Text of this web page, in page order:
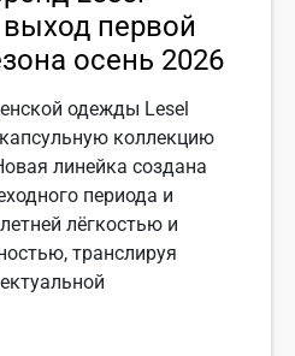
первой
осень 2026
одежды Lesel
коллекцию
линейка создана
периода и
лёгкостью и
транслируя